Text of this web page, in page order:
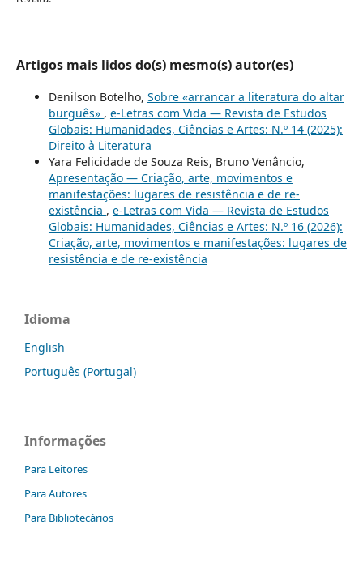
Artigos mais lidos do(s) mesmo(s) autor(es)
Denilson Botelho, Sobre «arrancar a literatura do altar
burguês» , e-Letras com Vida — Revista de Estudos
Globais: Humanidades, Ciências e Artes: N.º 14 (2025):
Direito à Literatura
Yara Felicidade de Souza Reis, Bruno Venâncio,
Apresentação — Criação, arte, movimentos e
manifestações: lugares de resistência e de re-
existência , e-Letras com Vida — Revista de Estudos
Globais: Humanidades, Ciências e Artes: N.º 16 (2026):
Criação, arte, movimentos e manifestações: lugares de
resistência e de re-existência
Idioma
English
Português (Portugal)
Informações
Para Leitores
Para Autores
Para Bibliotecários